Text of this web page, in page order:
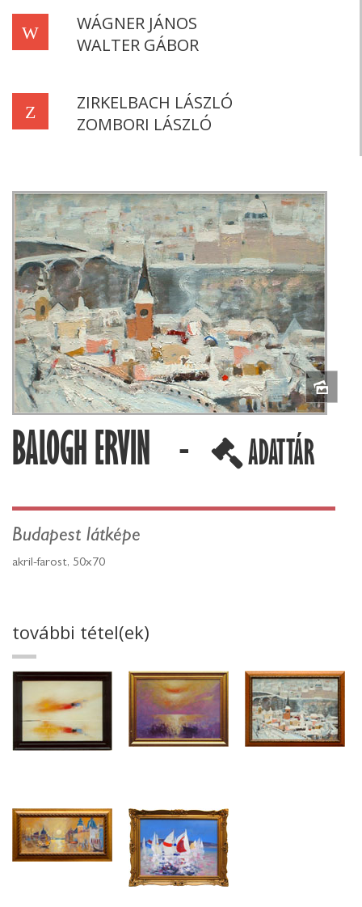
W
WÁGNER JÁNOS
WALTER GÁBOR
Z
ZIRKELBACH LÁSZLÓ
ZOMBORI LÁSZLÓ
BALOGH ERVIN - ADATTÁR
Budapest látképe
akril-farost, 50x70
további tétel(ek)